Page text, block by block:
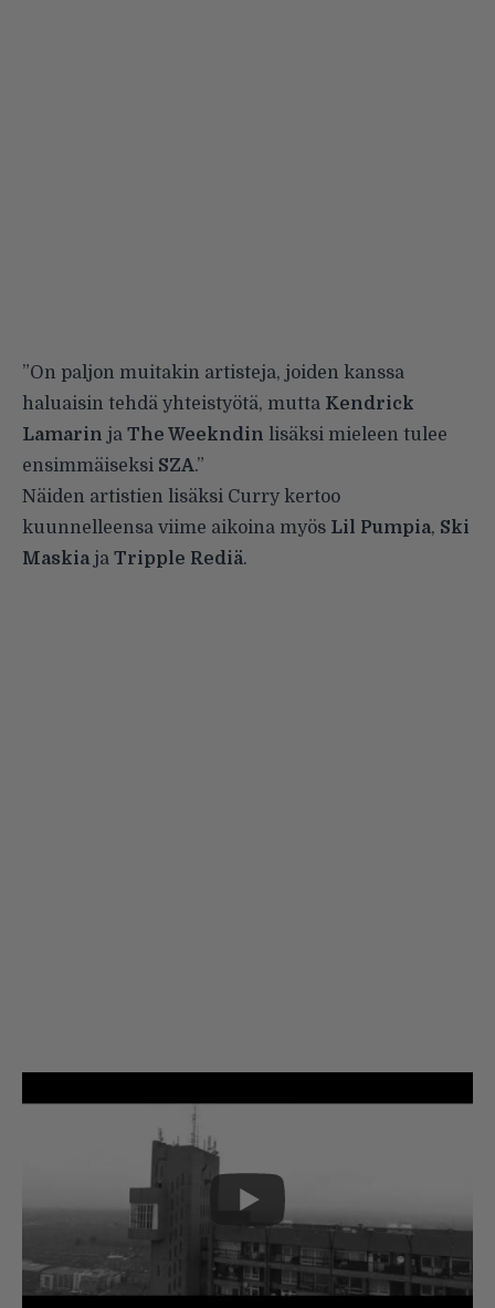
”On paljon muitakin artisteja, joiden kanssa
haluaisin tehdä yhteistyötä, mutta Kendrick
Lamarin ja The Weekndin lisäksi mieleen tulee
ensimmäiseksi SZA.”
Näiden artistien lisäksi Curry kertoo
kuunnelleensa viime aikoina myös Lil Pumpia, Ski
Maskiaja Tripple Rediä.